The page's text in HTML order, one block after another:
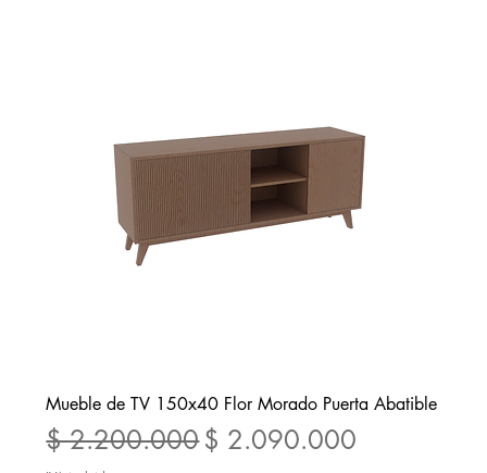
Mueble de TV 150x40 Flor Morado Puerta Abatible
Precio
$ 2.200.000Precio de oferta
$ 2.090.000